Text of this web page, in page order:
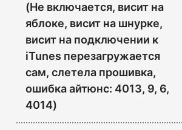
(Не включается, висит на
яблоке, висит на шнурке,
висит на подключении к
iTunes перезагружается
сам, слетела прошивка,
ошибка айтюнс: 4013, 9, 6,
4014)